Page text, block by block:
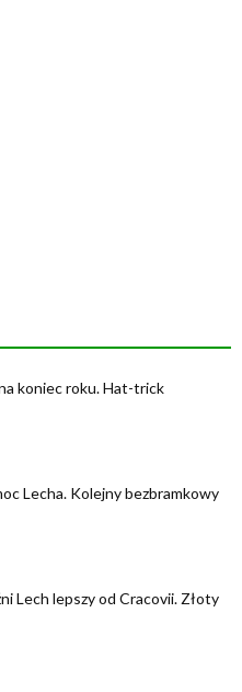
koniec roku. Hat-trick
Lecha. Kolejny bezbramkowy
Lech lepszy od Cracovii. Złoty